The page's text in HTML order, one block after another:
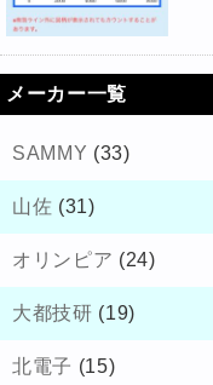
メーカー一覧
SAMMY (33)
山佐 (31)
オリンピア (24)
大都技研 (19)
北電子 (15)